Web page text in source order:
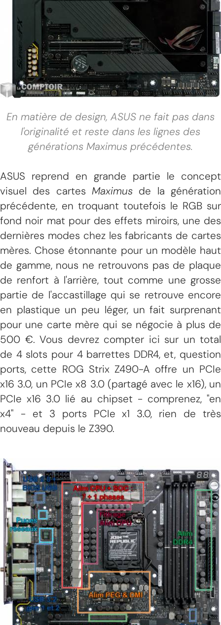
En matière de design, ASUS ne fait pas dans
l'originalité et reste dans les lignes des
générations Maximus précédentes.
ASUS reprend en grande partie le concept
visuel des cartes Maximus de la génération
précédente, en troquant toutefois le RGB sur
fond noir mat pour des effets miroirs, une des
dernières modes chez les fabricants de cartes
mères. Chose étonnante pour un modèle haut
de gamme, nous ne retrouvons pas de plaque
de renfort à l'arrière, tout comme une grosse
partie de l'accastillage qui se retrouve encore
en plastique un peu léger, un fait surprenant
pour une carte mère qui se négocie à plus de
500 €. Vous devrez compter ici sur un total
de 4 slots pour 4 barrettes DDR4, et, question
ports, cette ROG Strix Z490-A offre un PCIe
x16 3.0, un PCIe x8 3.0 (partagé avec le x16), un
PCIe x16 3.0 lié au chipset - comprenez, "en
x4" - et 3 ports PCIe x1 3.0, rien de très
nouveau depuis le Z390.